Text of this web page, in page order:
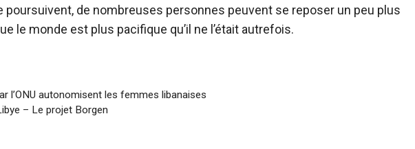
de nombreuses personnes peuvent se reposer un peu plus
le monde est plus pacifique qu’il ne l’était autrefois.
l’ONU autonomisent les femmes libanaises
– Le projet Borgen